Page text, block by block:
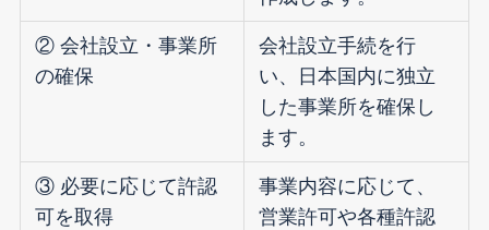
② 会社設立・事業所
の確保
会社設立手続を行
い、日本国内に独立
した事業所を確保し
ます。
③ 必要に応じて許認
可を取得
事業内容に応じて、
営業許可や各種許認